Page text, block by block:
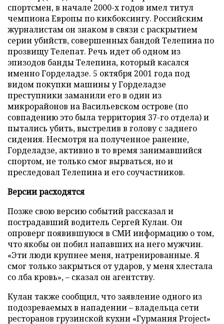
спортсмен, в начале 2000-х годов имел титул
чемпиона Европы по кикбоксингу. Российским
журналистам он знаком в связи с раскрытием
серии убийств, совершенных бандой Телепина по
прозвищу Телепат. Речь идет об одном из
эпизодов банды Телепина, который касался
именно Горделадзе. 5 октября 2001 года под
видом покупки машины у Горделадзе
преступники заманили его в один из
микрорайонов на Васильевском острове (по
совпадению это была территория 37-го отдела) и
пытались убить, выстрелив в голову с заднего
сидения. Несмотря на полученное ранение,
Горделадзе, активно в то время занимавшийся
спортом, не только смог вырваться, но и
преследовал Телепина и его соучастников.
Версии расходятся
Позже свою версию событий рассказал и
пострадавший водитель Сергей Кулан. Он
опроверг появившуюся в СМИ информацию о том,
что якобы он побил напавших на него мужчин.
«Эти люди крупнее меня, натренированные. Я
смог только закрыться от ударов, у меня хлестала
со лба кровь», – сказал он агентству.
Кулан также сообщил, что заявление одного из
подозреваемых в нападении – владельца сети
ресторанов грузинской кухни «Гурмания Project»